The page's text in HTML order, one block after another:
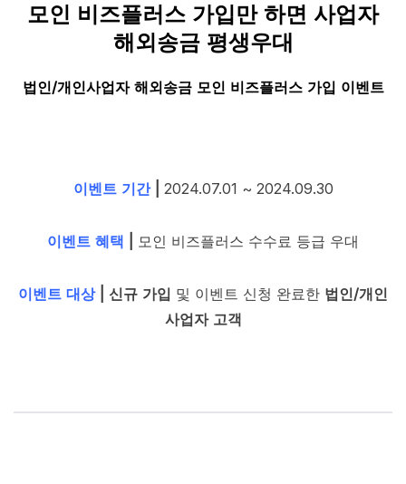
모인 비즈플러스 가입만 하면 사업자
해외송금 평생우대
법인/개인사업자 해외송금 모인 비즈플러스 가입 이벤트
이벤트 기간| 2024.07.01 ~ 2024.09.30
이벤트 혜택 모인 비즈플러스 수수료 등급 우대
이벤트 대상| 신규 가입 및 이벤트 신청 완료한 법인/개인
사업자 고객